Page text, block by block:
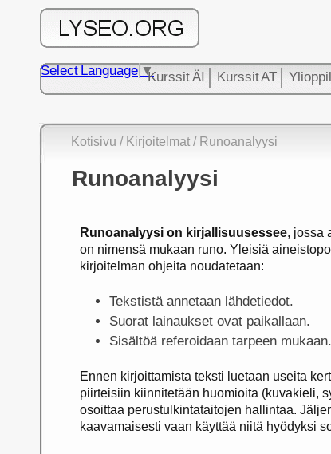
Kurssit ÄI Kurssit AT
Select Language ▼
Kotisivu / Kirjoitelmat / Runoanalyysi
Runoanalyysi
Runoanalyysi on kirjallisuusessee, jossa
on nimensä mukaan runo. Yleisiä
kirjoitelman ohjeita noudatetaan:
Tekstistä annetaan lähdetiedot.
Suorat lainaukset ovat paikallaan.
Sisältöä referoidaan tarpeen mukaan.
Ennen kirjoittamista teksti luetaan useita
piirteisiin kiinnitetään huomioita (kuvakieli,
osoittaa perustulkintataitojen hallintaa.
kaavamaisesti vaan käyttää niitä hyödyksi